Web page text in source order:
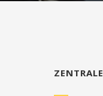
ZENTRALE